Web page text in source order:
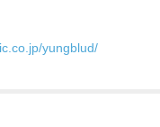
yungblud/